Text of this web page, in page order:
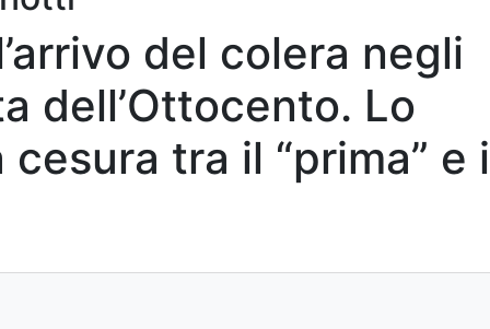
del colera negli
dell’Ottocento. Lo
tra il “prima” e